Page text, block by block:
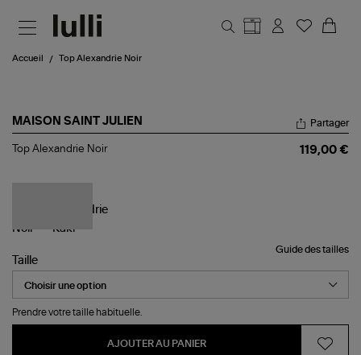
Accueil Top Alexandrie Noir
MAISON SAINT JULIEN
Top
Partager
Top Alexandrie Noir 119,00 €
Guide des tailles
Taille
Prendre votre taille habituelle.
AJOUTER AU PANIER